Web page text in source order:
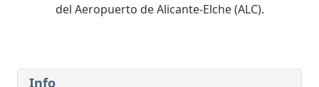
del Aeropuerto de Alicante-Elche (ALC).
Info